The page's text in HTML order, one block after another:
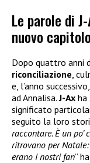
Le parole di
nuovo
Dopo quattro anni
riconciliazione ,
e, l’anno
ad Annalisa.J-Ax ha
significato
seguito la loro
raccontare. È un
ritrovano per
erano i nostri fan”